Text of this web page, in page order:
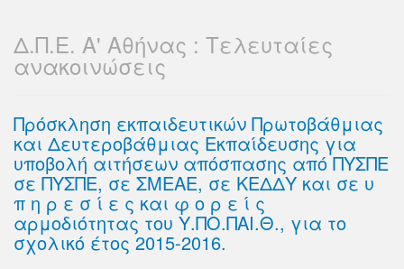
Δ.Π.Ε. Α' Αθήνας : Τελευταίες
ανακοινώσεις
Πρόσκληση εκπαιδευτικών Πρωτοβάθμιας
και Δευτεροβάθμιας Eκπαίδευσης για
υποβολή αιτήσεων απόσπασης από ΠΥΣΠΕ
σε ΠΥΣΠΕ, σε ΣΜΕΑΕ, σε ΚΕΔΔΥ και σε υ
π η ρ ε σ ί ε ς και φ ο ρ ε ί ς
αρμοδιότητας του Υ.ΠΟ.ΠΑΙ.Θ., για το
σχολικό έτος 2015-2016.